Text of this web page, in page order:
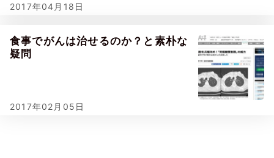
2017年04月18日
食事でがんは治せるのか？と素朴な
疑問
2017年02月05日